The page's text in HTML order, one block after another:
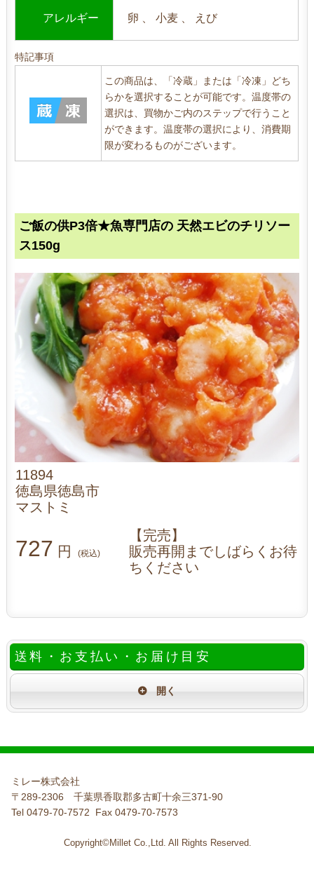
アレルギー 卵 、 小麦 、 えび
特記事項
この商品は、「冷蔵」または「冷凍」どち
らかを選択することが可能です。温度帯の
選択は、買物かご内のステップで行うこと
ができます。温度帯の選択により、消費期
限が変わるものがございます。
ご飯の供P3倍★魚専門店の 天然エビのチリソー
ス150g
11894
徳島県徳島市
マストミ
727 円 (税込)
【完売】
販売再開までしばらくお待
ちください
送料・お支払い・お届け目安
ミレー株式会社
〒289-2306 千葉県香取郡多古町十余三371-90
Tel 0479-70-7572 Fax 0479-70-7573
Copyright©Millet Co.,Ltd. All Rights Reserved.